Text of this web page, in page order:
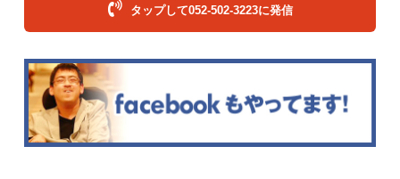
タップして052-502-3223に発信